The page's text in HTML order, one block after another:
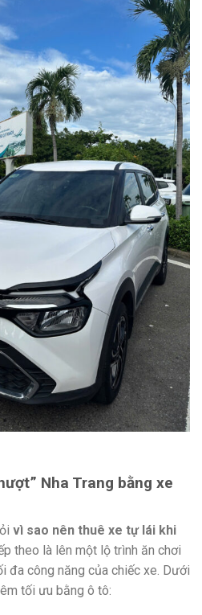
Nha Trang bằng xe
vì sao nên thuê xe tự lái khi
theo là lên một lộ trình ăn chơi
đa công năng của chiếc xe. Dưới
tối ưu bằng ô tô: